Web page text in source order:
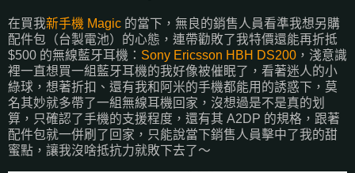
在買我新手機 Magic 的當下，無良的銷售人員看準我想另購
配件包（台製電池）的心態，連帶勸敗了我特價還能再折抵
$500 的無線藍牙耳機： Sony Ericsson HBH DS200 ，淺意識
裡一直想買一組藍牙耳機的我好像被催眠了，看著迷人的小
綠球，想著折扣、還有我和阿米的手機都能用的誘惑下，莫
名其妙就多帶了一組無線耳機回家，沒想過是不是真的划
算，只確認了手機的支援程度，還有其 A2DP 的規格，跟著
配件包就一併刷了回家，只能說當下銷售人員擊中了我的甜
蜜點，讓我沒啥抵抗力就敗下去了～